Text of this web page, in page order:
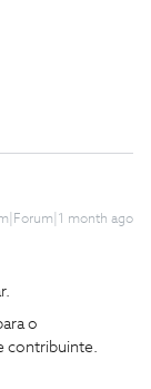
month ago
o
contribuinte.